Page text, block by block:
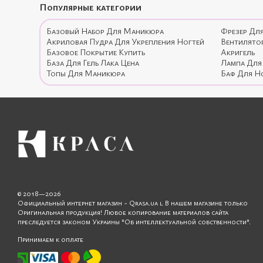
Популярные категории
Базовый Набор Для Маникюра
Фрезер
Акриловая Пудра Для Укрепления Ногтей
Базовое Покрытие Купить
Акригель
База Для Гель Лака Цена
Лампа Для
Топы Для Маникюра
Баф Для
© 2018—2026
Официальный интернет магазин - Qrasa.ua l В нашем магазине только
Оригинальная продукция! Любое копирование материалов сайта
преследуется законом Украины "Об интеллектуальной собственности".
Принимаем к оплате